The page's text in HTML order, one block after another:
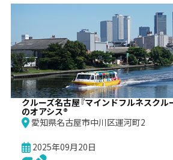
クルーズ名古屋『マインドフルネスクル
のオアシス®
愛知県名古屋市中川区運河町2
2025年09月20日